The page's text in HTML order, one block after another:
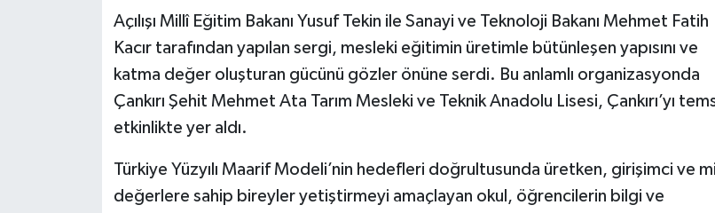
Açılışı Millî Eğitim Bakanı Yusuf Tekin ile Sanayi ve Teknoloji Bakanı Mehmet Fatih
Kacır tarafından yapılan sergi, mesleki eğitimin üretimle bütünleşen yapısını ve
katma değer oluşturan gücünü gözler önüne serdi. Bu anlamlı organizasyonda
Çankırı Şehit Mehmet Ata Tarım Mesleki ve Teknik Anadolu Lisesi, Çankırı’yı
etkinlikte yer aldı.
Türkiye Yüzyılı Maarif Modeli’nin hedefleri doğrultusunda üretken, girişimci ve
değerlere sahip bireyler yetiştirmeyi amaçlayan okul, öğrencilerin bilgi ve